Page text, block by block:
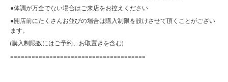
●体調が万全でない場合はご来店をお控えください
●開店前にたくさんお並びの場合は購入制限を設けさせて頂くことがござい
ます。
(購入制限数にはご予約、お取置きを含む)
======================================